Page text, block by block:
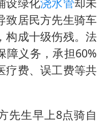
开幕式
韩磊 谁帮谁
础开新局
致居民方先生骑车
构成十级伤残。法
障义务，承担60%
疗费、误工费等共
先生早上8点骑自